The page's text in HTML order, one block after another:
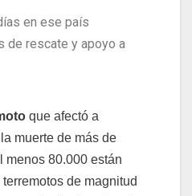
en ese país
de rescate y apoyo a
que afectó a
muerte de más de
menos 80.000 están
de magnitud